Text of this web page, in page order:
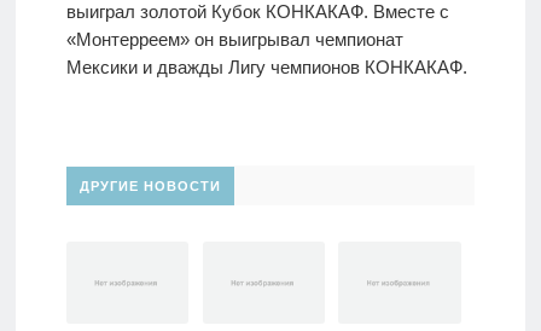
выиграл золотой Кубок КОНКАКАФ. Вместе с
«Монтерреем» он выигрывал чемпионат
Мексики и дважды Лигу чемпионов КОНКАКАФ.
ДРУГИЕ НОВОСТИ